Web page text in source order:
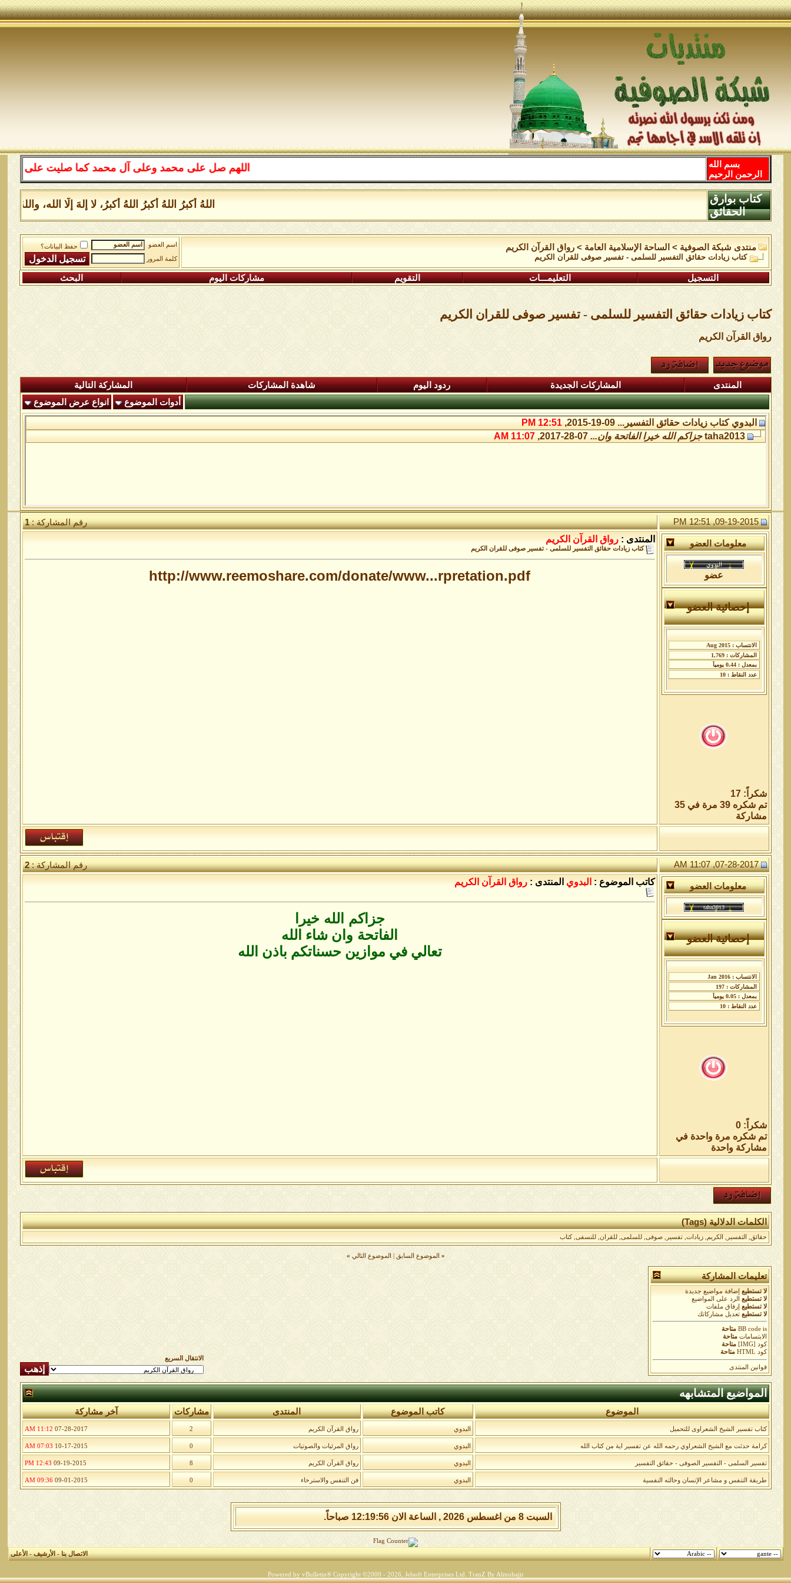
اللهم صل على محمد وعلى آل محمد كما صليت على إبراهيم
بسم الله
الرحمن الرحيم
اللهُ أكبرُ اللهُ أكبرُ اللهُ أكبرُ، لا إلهَ إلَّا الله، واللهُ
كتاب بوارق
الحقائق
منتدى شبكة الصوفية > الساحة اﻹسلامية العامة >رواق القرآن الكريم
كتاب زيادات حقائق التفسير للسلمى - تفسير صوفى للقران الكريم
اسم العضو
حفظ البيانات؟
كلمة المرور
التسجيل التعليمـــات التقويم مشاركات اليوم البحث
كتاب زيادات حقائق التفسير للسلمى - تفسير صوفى للقران الكريم
رواق القرآن الكريم
المنتدى المشاركات الجديدة ردود اليوم شاهدة المشاركات
المشاركة التالية
أدوات الموضوع
انواع عرض الموضوع
البدوي كتاب زيادات حقائق التفسير...09-19-2015,
12:51 PM
taha2013 جزاكم الله خيرا الفاتحة وان...07-28-2017,
11:07 AM
09-19-2015, 12:51 PM رقم المشاركة :1
معلومات العضو
عضو
إحصائية العضو
شكراً: 17
تم شكره 39 مرة في 35
مشاركة
المنتدى : رواق القرآن الكريم
كتاب زيادات حقائق التفسير للسلمى - تفسير صوفى للقران الكريم
http://www.reemoshare.com/donate/www...rpretation.pdf
07-28-2017, 11:07 AM رقم المشاركة :2
معلومات العضو
إحصائية العضو
شكراً: 0
تم شكره مرة واحدة في
مشاركة واحدة
كاتب الموضوع : البدوي المنتدى : رواق القرآن الكريم
جزاكم الله خيرا
الفاتحة وان شاء الله
تعالي في موازين حسناتكم باذن الله
الكلمات الدلالية (Tags)
حقائق التفسير الكريم ,زيادات ,تفسير ,صوفى ,للسلمى ,للقران ,للنسفى ,كتاب
« الموضوع السابق الموضوع التالي »
تعليمات المشاركة
لا تستطيع
إضافة مواضيع جديدة
لا تستطيع
الرد على المواضيع
لا تستطيع
إرفاق ملفات
لا تستطيع تعديل مشاركاتك
BB codeis
متاحة
الابتسامات متاحة
كود [IMG]
متاحة
كود HTML
متاحة
قوانين المنتدى
الانتقال السريع
المواضيع المتشابهه
الموضوع كاتب الموضوع المنتدى مشاركات آخر مشاركة
كتاب تفسير الشيخ الشعراوى للتحميل البدوي رواق القرآن الكريم 2
07-28-2017
11:12 AM
كرامة حدثت مع الشيخ الشعراوي رحمه الله عن تفسير اية من كتاب الله البدوي رواق المرئيات والصوتيات 0
10-17-2015
07:03 AM
تفسير السلمى - التفسير الصوفى - حقائق التفسير البدوي رواق القرآن الكريم 8
09-19-2015
12:43 PM
طريقة التنفس و مشاعر الإنسان وحالته النفسية البدوي فن التنفس والاسترخاء 0
09-01-2015
09:36 AM
السبت 8 من اغسطس 2026 , الساعة الان 12:19:56 صباحاً.
الاتصال بنا-الأرشيف-الأعلى
Powered by vBulletin® Copyright ©2000 - 2026, Jelsoft Enterprises Ltd. TranZ By Almuhajir